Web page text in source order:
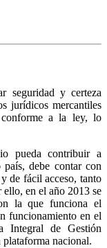
seguridad y certeza
jurídicos mercantiles
conforme a la ley, lo
pueda contribuir a
debe contar con
de fácil acceso, tanto
en el año 2013 se
la que funciona el
funcionamiento en el
Integral de Gestión
nacional.